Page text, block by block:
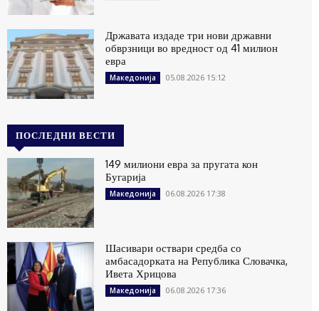
Државата издаде три нови државни
обврзници во вредност од 41 милион
евра
Македонија 05.08.2026 15:12
ПОСЛЕДНИ ВЕСТИ
149 милиони евра за пругата кон
Бугарија
Македонија 06.08.2026 17:38
Шасивари оствари средба со
амбасадорката на Република Словачка,
Ивета Хрицова
Македонија 06.08.2026 17:36